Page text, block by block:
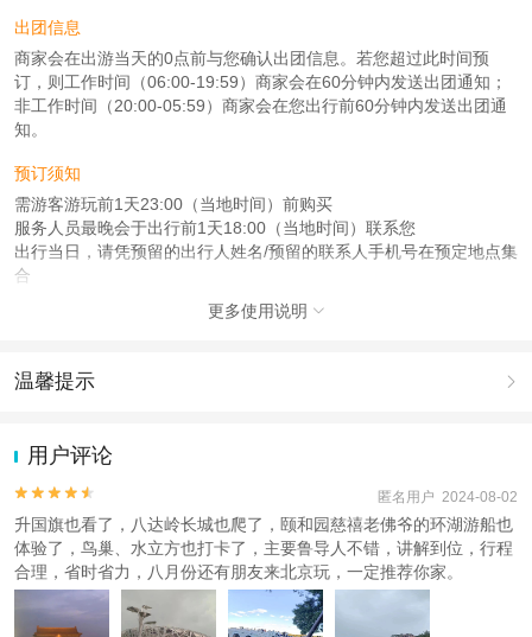
出团信息
商家会在出游当天的0点前与您确认出团信息。若您超过此时间预
订，则工作时间（06:00-19:59）商家会在60分钟内发送出团通知；
非工作时间（20:00-05:59）商家会在您出行前60分钟内发送出团通
知。
预订须知
需游客游玩前1天23:00（当地时间）前购买
服务人员最晚会于出行前1天18:00（当地时间）联系您
出行当日，请凭预留的出行人姓名/预留的联系人手机号在预定地点集
合
儿童：3周岁 – 17周岁；
老人：60周岁 – 100周岁；
本产品由青岛驿路同行国际旅行社有限公司代理招徕，委托社为北京爱驴游旅行
社有限公司，具体的旅游服务和操作由委托社及其有资质的地接社提供
更多使用说明 
温馨提示 
动（如跳伞、潜水、滑雪等）前，请务必仔细阅读
2.为普及旅游安全知识及旅游文明公约，使您的旅程顺利圆满完成，
特制定《去哪儿网旅游安全手册》 ，请您认真阅读并切实遵守。
用户评论

 匿名用户 2024-08-02
升国旗也看了，八达岭长城也爬了，颐和园慈禧老佛爷的环湖游船也
体验了，鸟巢、水立方也打卡了，主要鲁导人不错，讲解到位，行程
合理，省时省力，八月份还有朋友来北京玩，一定推荐你家。